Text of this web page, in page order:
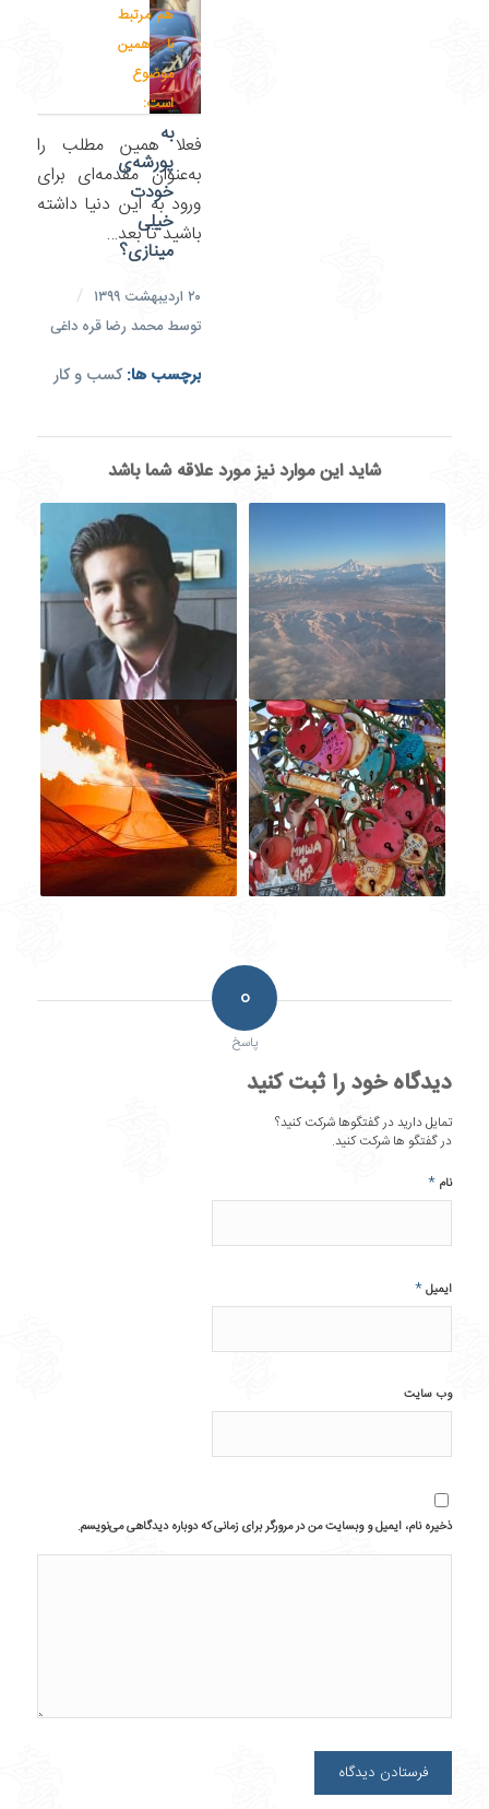
هم مرتبط
با همین
موضوع
است:
به
پورشه‌ی
خودت
خیلی
مینازی؟
فعلا همین مطلب را
به‌عنوان مقدمه‌ای برای
ورود به این دنیا داشته
باشید تا بعد…
۲۰ اردیبهشت ۱۳۹۹ /
توسطمحمد رضا قره داغی
برچسب ها:کسب و کار
شاید این موارد نیز مورد علاقه شما باشد
0
پاسخ
دیدگاه خود را ثبت کنید
تمایل دارید در گفتگوها شرکت کنید؟
در گفتگو ها شرکت کنید.
نام *
ایمیل*
وب‌ سایت
ذخیره نام، ایمیل و وبسایت من در مرورگر برای زمانی که دوباره دیدگاهی می‌نویسم.